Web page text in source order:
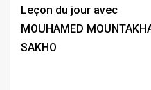
Leçon du jour avec
MOUHAMED
SAKHO